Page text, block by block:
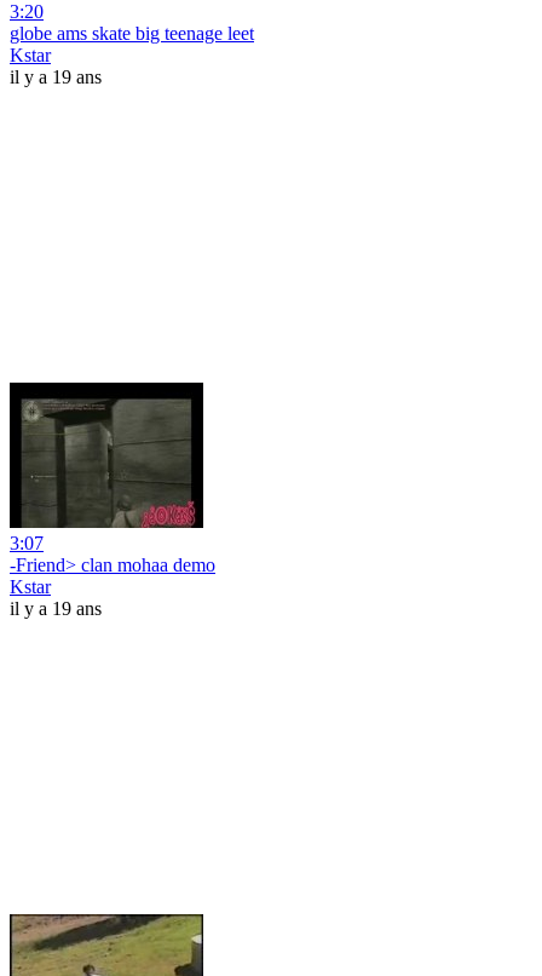
3:20
globe ams skate big teenage leet
Kstar
il y a 19 ans
3:07
-Friend> clan mohaa demo
Kstar
il y a 19 ans